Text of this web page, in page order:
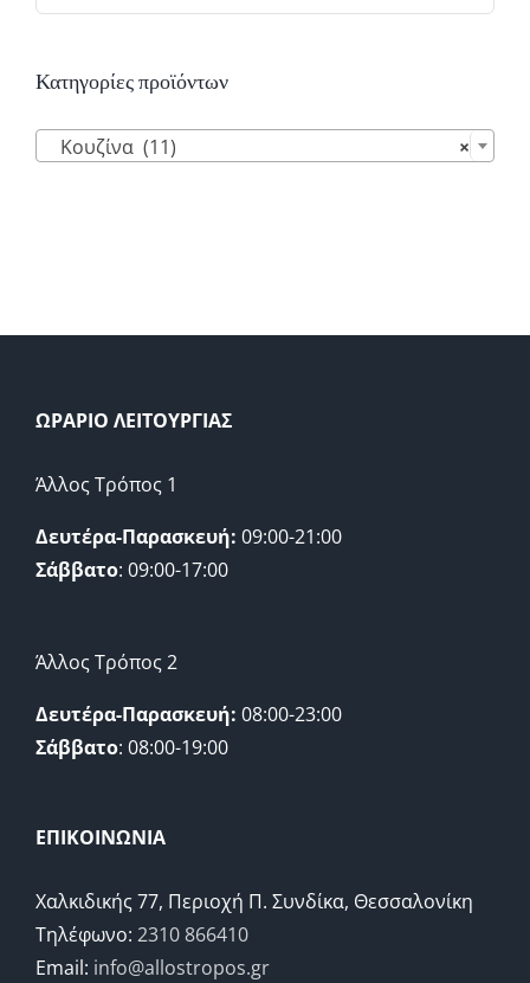
Κατηγορίες προϊόντων
×
Κουζίνα (11)
ΩΡΑΡΙΟ ΛΕΙΤΟΥΡΓΙΑΣ
Άλλος Τρόπος 1
Δευτέρα-Παρασκευή: 09:00-21:00
Σάββατο: 09:00-17:00
Άλλος Τρόπος 2
Δευτέρα-Παρασκευή: 08:00-23:00
Σάββατο: 08:00-19:00
ΕΠΙΚΟΙΝΩΝΙΑ
Χαλκιδικής 77, Περιοχή Π. Συνδίκα, Θεσσαλονίκη
Τηλέφωνο: 2310 866410
Email: info@allostropos.gr